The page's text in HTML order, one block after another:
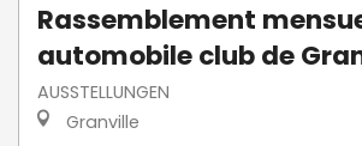
Rassemblement
automobile club de
AUSSTELLUNGEN
Granville